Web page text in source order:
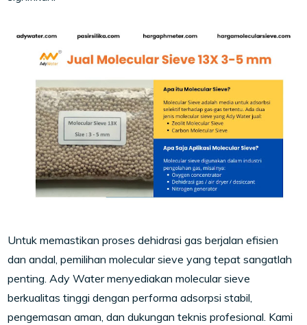
Untuk memastikan proses dehidrasi gas berjalan efisien
dan andal, pemilihan molecular sieve yang tepat sangatlah
penting. Ady Water menyediakan molecular sieve
berkualitas tinggi dengan performa adsorpsi stabil,
pengemasan aman, dan dukungan teknis profesional. Kami